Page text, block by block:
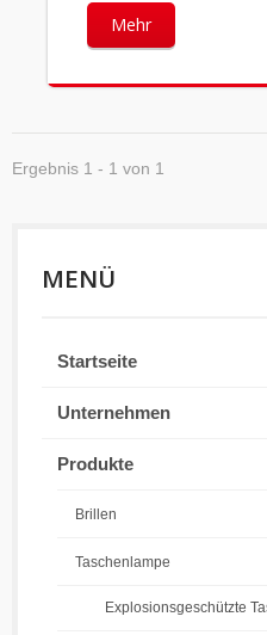
Mehr
Ergebnis 1 - 1 von 1
MENÜ
Startseite
Unternehmen
Produkte
Brillen
Taschenlampe
Explosionsgeschützte